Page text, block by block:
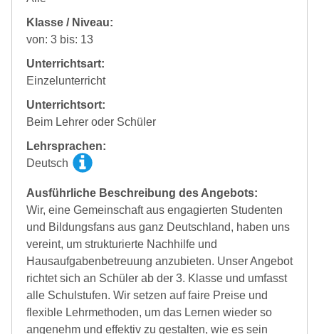
Klasse / Niveau:
von: 3 bis: 13
Unterrichtsart:
Einzelunterricht
Unterrichtsort:
Beim Lehrer oder Schüler
Lehrsprachen:
Deutsch
Ausführliche Beschreibung des Angebots:
Wir, eine Gemeinschaft aus engagierten Studenten
und Bildungsfans aus ganz Deutschland, haben uns
vereint, um strukturierte Nachhilfe und
Hausaufgabenbetreuung anzubieten. Unser Angebot
richtet sich an Schüler ab der 3. Klasse und umfasst
alle Schulstufen. Wir setzen auf faire Preise und
flexible Lehrmethoden, um das Lernen wieder so
angenehm und effektiv zu gestalten, wie es sein